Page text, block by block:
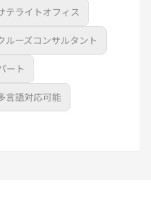
テライトオフィス
ルーズコンサルタント
ート
言語対応可能